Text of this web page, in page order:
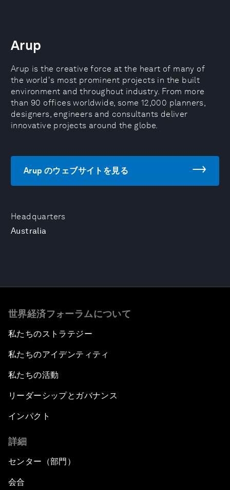
Headquarters
Australia
Arup
Arup is the creative force at the heart of many of
the world's most prominent projects in the built
environment and throughout industry. From more
than 90 offices worldwide, some 12,000 planners,
designers, engineers and consultants deliver
innovative projects around the globe.
Arup のウェブサイトを見る
世界経済フォーラムについて
私たちのストラテジー
私たちのアイデンティティ
私たちの活動
リーダーシップとガバナンス
インパクト
詳細
センター（部門）
会合